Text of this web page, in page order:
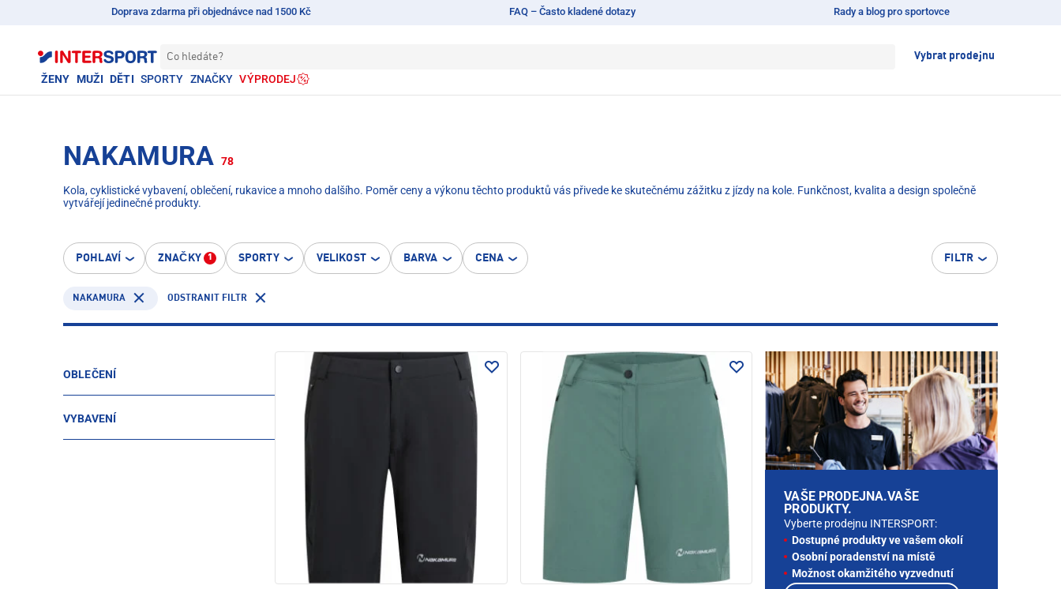
Doprava zdarma při objednávce nad 1500 Kč FAQ – Často kladené dotazy Rady a blog pro sportovce
Co hledáte? Vybrat prodejnu
ŽENY MUŽI DĚTI SPORTY ZNAČKY VÝPRODEJ
NAKAMURA 78
Kola, cyklistické vybavení, oblečení, rukavice a mnoho dalšího. Poměr ceny a výkonu těchto produktů vás přivede ke skutečnému zážitku z jízdy na kole. Funkčnost, kvalita a design společně
vytvářejí jedinečné produkty.
POHLAVÍ ZNAČKY 1 SPORTY VELIKOST BARVA CENA FILTR
NAKAMURA ODSTRANIT FILTR
OBLEČENÍ
VYBAVENÍ
VAŠE PRODEJNA.VAŠE
PRODUKTY.
Vyberte prodejnu INTERSPORT:
Dostupné produkty ve vašem okolí
Osobní poradenství na místě
Možnost okamžitého vyzvednutí